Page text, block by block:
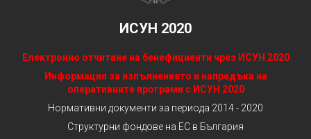
ИСУН 2020
Електронно отчитане на бенефициенти чрез ИСУН 2020
Информация за изпълнението и напредъка на
оперативните програми с ИСУН 2020
Нормативни документи за периода 2014 - 2020
Структурни фондове на ЕС в България